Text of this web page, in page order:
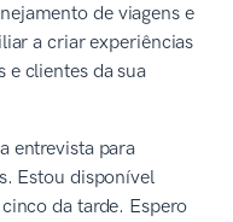
de viagens e
a criar experiências
e clientes da sua
entrevista para
Estou disponível
da tarde. Espero